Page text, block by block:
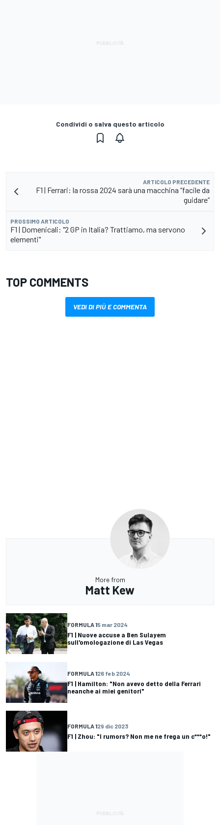
Condividi o salva questo articolo
ARTICOLO PRECEDENTE
F1 | Ferrari: la rossa 2024 sarà una macchina “facile da
guidare”
PROSSIMO ARTICOLO
F1 | Domenicali: "2 GP in Italia? Trattiamo, ma servono
elementi"
TOP COMMENTS
VEDI DI PIÙ E COMMENTA
More from
Matt Kew
FORMULA 15 mar 2024
F1 | Nuove accuse a Ben Sulayem
sull'omologazione di Las Vegas
FORMULA 126 feb 2024
F1 | Hamilton: "Non avevo detto della Ferrari
neanche ai miei genitori"
FORMULA 129 dic 2023
F1 | Zhou: "I rumors? Non me ne frega un c***o!"